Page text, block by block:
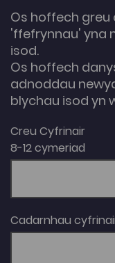
Os hoffech
'ffefrynnau' yna
isod.
Os hoffech
adnoddau
blychau isod yn
Creu Cyfrinair
8-12 cymeriad
Cadarnhau